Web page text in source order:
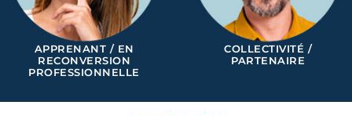
APPRENANT / EN
RECONVERSION
PROFESSIONNELLE
COLLECTIVITÉ /
PARTENAIRE